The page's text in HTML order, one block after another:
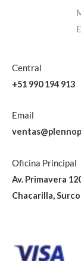
Central
+51 990 194 913
Email
Oficina Principal
Av. Primavera
Chacarilla, Surco